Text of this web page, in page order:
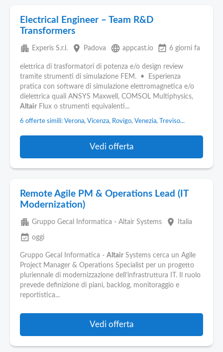
Electrical Engineer – Team R&D
Transformers
apartment Experis S.r.l. place Padova language appcast.io event_available 6 giorni fa
elettrica di trasformatori di potenza e/o design review
tramite strumenti di simulazione FEM. • Esperienza
pratica con software di simulazione elettromagnetica e/o
dielettrica quali ANSYS Maxwell, COMSOL Multiphysics,
Altair Flux o strumenti equivalenti...
6 offerte simili: Verona, Vicenza, Rovigo, Venezia, Treviso...
Vedi offerta
Remote Agile PM & Operations Lead (IT
Modernization)
apartment Gruppo Gecal Informatica - Altair Systems place Italia
event_available oggi
Gruppo Gecal Informatica - Altair Systems cerca un Agile
Project Manager & Operations Specialist per un progetto
pluriennale di modernizzazione dell’infrastruttura IT. Il ruolo
prevede definizione di piani, backlog, monitoraggio e
reportistica...
Vedi offerta